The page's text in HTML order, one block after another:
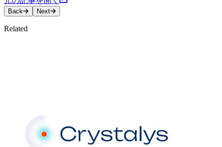
Back Next
Related